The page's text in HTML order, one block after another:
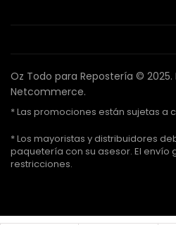
Oz Todo para Repostería © 2025.
Netcommerce.
* Las promociones están sujetas a
* Los mayoristas y distribuidores
paquetería con su asesor. El
restricciones.